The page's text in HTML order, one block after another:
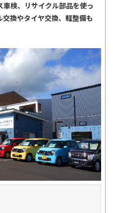
検、リサイクル部品を使っ
換やタイヤ交換、軽整備も